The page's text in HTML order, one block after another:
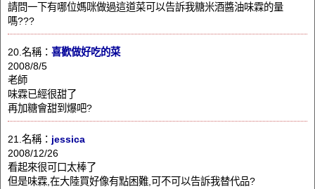
請問一下有哪位媽咪做過這道菜可以告訴我糖米酒醬油味霖的量
嗎???
20.名稱： 喜歡做好吃的菜
2008/8/5
老師
味霖已經很甜了
再加糖會甜到爆吧?
21.名稱： jessica
2008/12/26
看起來很可口太棒了
但是味霖,在大陸買好像有點困難,可不可以告訴我替代品?